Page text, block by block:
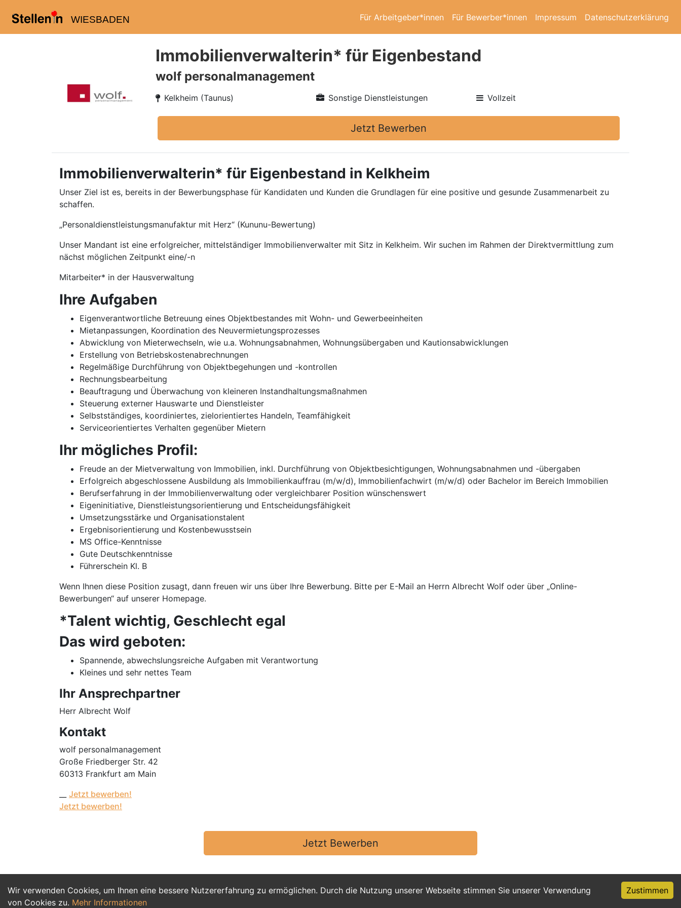
WIESBADEN Für Arbeitgeber*innen Für Bewerber*innen Impressum Datenschutzerklärung
Wir verwenden Cookies, um Ihnen eine bessere Nutzererfahrung zu ermöglichen. Durch die Nutzung unserer Webseite stimmen Sie unserer Verwendung
von Cookies zu. Mehr Informationen
Zustimmen
Immobilienverwalterin* für Eigenbestand
wolf personalmanagement
Kelkheim (Taunus) Sonstige Dienstleistungen Vollzeit
Jetzt Bewerben
Immobilienverwalterin* für Eigenbestand in Kelkheim
Unser Ziel ist es, bereits in der Bewerbungsphase für Kandidaten und Kunden die Grundlagen für eine positive und gesunde Zusammenarbeit zu
schaffen.
„Personaldienstleistungsmanufaktur mit Herz“ (Kununu-Bewertung)
Unser Mandant ist eine erfolgreicher, mittelständiger Immobilienverwalter mit Sitz in Kelkheim. Wir suchen im Rahmen der Direktvermittlung zum
nächst möglichen Zeitpunkt eine/-n
Mitarbeiter* in der Hausverwaltung
Ihre Aufgaben
Eigenverantwortliche Betreuung eines Objektbestandes mit Wohn- und Gewerbeeinheiten
Mietanpassungen, Koordination des Neuvermietungsprozesses
Abwicklung von Mieterwechseln, wie u.a. Wohnungsabnahmen, Wohnungsübergaben und Kautionsabwicklungen
Erstellung von Betriebskostenabrechnungen
Regelmäßige Durchführung von Objektbegehungen und -kontrollen
Rechnungsbearbeitung
Beauftragung und Überwachung von kleineren Instandhaltungsmaßnahmen
Steuerung externer Hauswarte und Dienstleister
Selbstständiges, koordiniertes, ziel­orientiertes Handeln, Team­fähigkeit
Serviceorientiertes Verhalten gegenüber Mietern
Ihr mögliches Profil:
Freude an der Mietverwaltung von Immobilien, inkl. Durchführung von Objektbesichtigungen, Wohnungsabnahmen und -übergaben
Erfolgreich abgeschlossene Ausbildung als Immobilienkauffrau (m/w/d), Immobilienfachwirt (m/w/d) oder Bachelor im Bereich Immobilien
Berufserfahrung in der Immobilienverwaltung oder vergleichbarer Position wünschenswert
Eigeninitiative, Dienstleistungsorientierung und Entscheidungsfähigkeit
Umsetzungsstärke und Organisationstalent
Ergebnisorientierung und Kostenbewusstsein
MS Office-Kenntnisse
Gute Deutschkenntnisse
Führerschein Kl. B
Wenn Ihnen diese Position zusagt, dann freuen wir uns über Ihre Bewerbung. Bitte per E-Mail an Herrn Albrecht Wolf oder über „Online-
Bewerbungen“ auf unserer Homepage.
*Talent wichtig, Geschlecht egal
Das wird geboten:
Spannende, abwechslungsreiche Aufgaben mit Verantwortung
Kleines und sehr nettes Team
Ihr Ansprechpartner
Herr Albrecht Wolf
Kontakt
wolf personalmanagement
Große Friedberger Str. 42
60313 Frankfurt am Main
Jetzt bewerben!
Jetzt bewerben!
Jetzt Bewerben